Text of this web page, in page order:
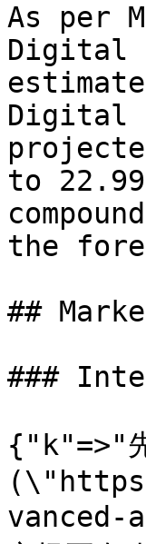
As per
Digital
Digital
to
the
##
###
{"k"=>"
vanced-